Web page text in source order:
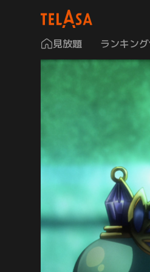
見放題 ランキング